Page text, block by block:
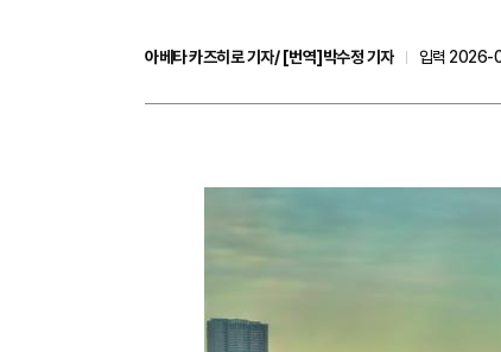
아베타 카즈히로 기자/ [번역]박수정 기자
입력 2026-